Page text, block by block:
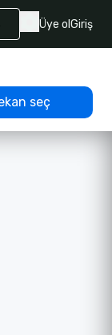
Üye ol Giriş
seç